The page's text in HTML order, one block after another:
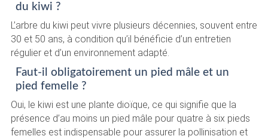
du kiwi ?
L’arbre du kiwi peut vivre plusieurs décennies, souvent entre
30 et 50 ans, à condition qu’il bénéficie d’un entretien
régulier et d’un environnement adapté.
Faut-il obligatoirement un pied mâle et un
pied femelle ?
Oui, le kiwi est une plante dioïque, ce qui signifie que la
présence d’au moins un pied mâle pour quatre à six pieds
femelles est indispensable pour assurer la pollinisation et